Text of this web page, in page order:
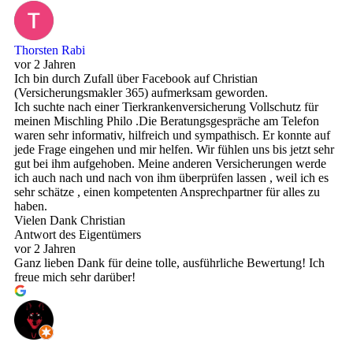
Thorsten Rabi
vor 2 Jahren
Ich bin durch Zufall über Facebook auf Christian
(Versicherungsmakler 365) aufmerksam geworden.
Ich suchte nach einer Tierkrankenversicherung Vollschutz für
meinen Mischling Philo .Die Beratungsgespräche am Telefon
waren sehr informativ, hilfreich und sympathisch. Er konnte auf
jede Frage eingehen und mir helfen. Wir fühlen uns bis jetzt sehr
gut bei ihm aufgehoben. Meine anderen Versicherungen werde
ich auch nach und nach von ihm überprüfen lassen , weil ich es
sehr schätze , einen kompetenten Ansprechpartner für alles zu
haben.
Vielen Dank Christian
Antwort des Eigentümers
vor 2 Jahren
Ganz lieben Dank für deine tolle, ausführliche Bewertung! Ich
freue mich sehr darüber!